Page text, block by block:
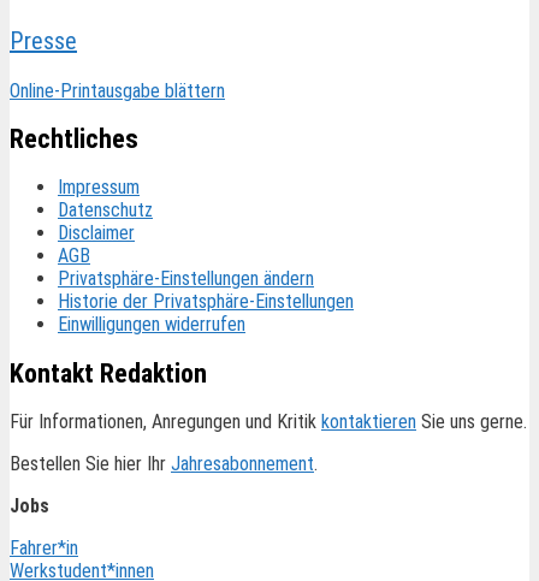
Presse
Online-Printausgabe blättern
Rechtliches
Impressum
Datenschutz
Disclaimer
AGB
Privatsphäre-Einstellungen ändern
Historie der Privatsphäre-Einstellungen
Einwilligungen widerrufen
Kontakt Redaktion
Für Informationen, Anregungen und Kritik kontaktieren Sie uns gerne.
Bestellen Sie hier Ihr Jahresabonnement.
Jobs
Fahrer*in
Werkstudent*innen